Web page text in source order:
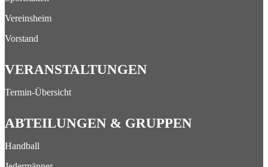
Vereinsheim
Vorstand
VERANSTALTUNGEN
Termin-Übersicht
ABTEILUNGEN & GRUPPEN
Handball